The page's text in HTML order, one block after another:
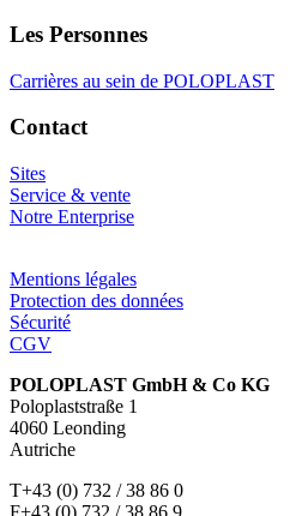
Les Personnes
Carrières au sein de POLOPLAST
Contact
Sites
Service & vente
Notre Enterprise
Mentions légales
Protection des données
Sécurité
CGV
POLOPLAST GmbH & Co KG
Poloplaststraße 1
4060 Leonding
Autriche
T+43 (0) 732 / 38 86 0
F+43 (0) 732 / 38 86 9